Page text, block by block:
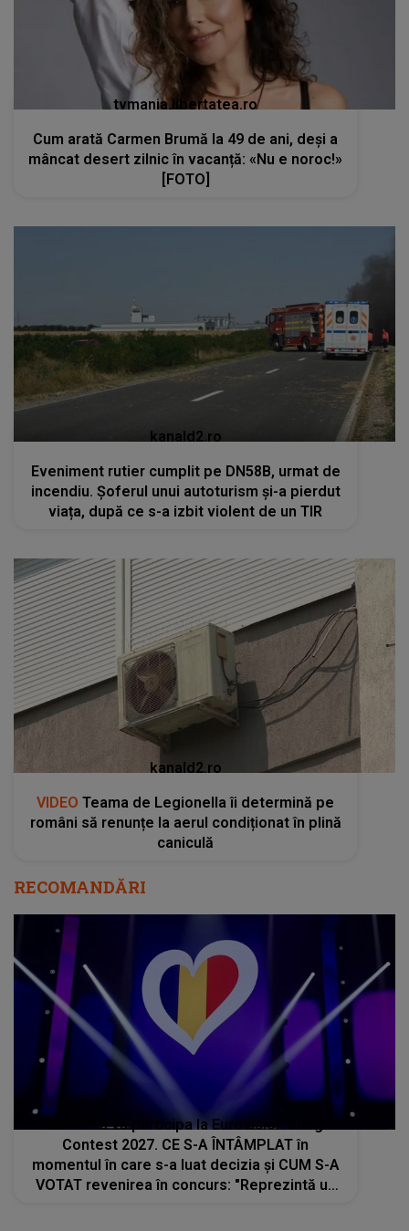
tvmania.libertatea.ro
Cum arată Carmen Brumă la 49 de ani, deși a
mâncat desert zilnic în vacanță: «Nu e noroc!»
[FOTO]
kanald2.ro
Eveniment rutier cumplit pe DN58B, urmat de
incendiu. Șoferul unui autoturism și-a pierdut
viața, după ce s-a izbit violent de un TIR
kanald2.ro
VIDEO Teama de Legionella îi determină pe
români să renunțe la aerul condiționat în plină
caniculă
RECOMANDĂRI
România va participa la Eurovision Song
Contest 2027. CE S-A ÎNTÂMPLAT în
momentul în care s-a luat decizia și CUM S-A
VOTAT revenirea în concurs: "Reprezintă un